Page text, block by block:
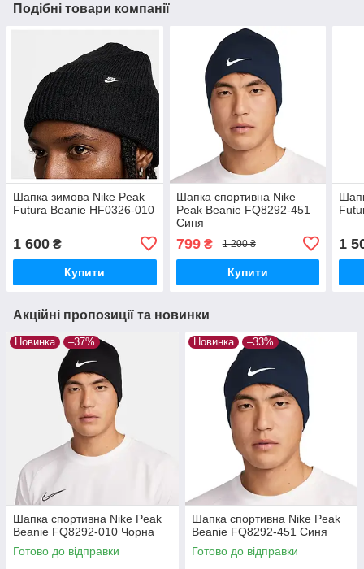
Подібні товари компанії
Шапка зимова Nike Peak
Futura Beanie HF0326-010
1 600 ₴
Купити
Шапка спортивна Nike
Peak Beanie FQ8292-451
Синя
799₴ 1 200 ₴
Купити
1
Акційні пропозиції та новинки
Новинка –37%
Шапка спортивна Nike Peak
Beanie FQ8292-010 Чорна
Готово до відправки
Новинка –33%
Шапка спортивна Nike Peak
Beanie FQ8292-451 Синя
Готово до відправки